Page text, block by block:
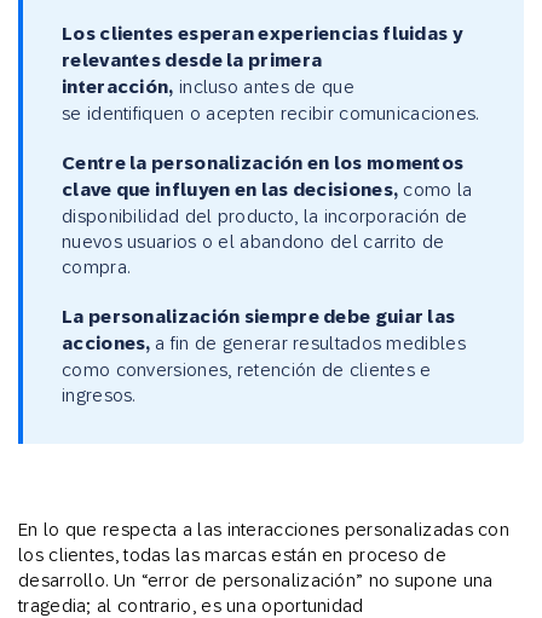
Los clientes esperan experiencias fluidas y
relevantes desde la primera
interacción, incluso antes de que
se identifiquen o acepten recibir comunicaciones.
Centre la personalización en los momentos
clave que influyen en las decisiones, como la
disponibilidad del producto, la incorporación de
nuevos usuarios o el abandono del carrito de
compra.
La personalización siempre debe guiar las
acciones, a fin de generar resultados medibles
como conversiones, retención de clientes e
ingresos.
En lo que respecta a las interacciones personalizadas con
los clientes, todas las marcas están en proceso de
desarrollo. Un “error de personalización” no supone una
tragedia; al contrario, es una oportunidad